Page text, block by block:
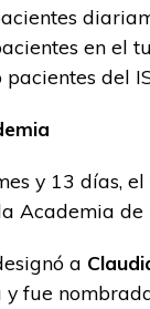
en el
del
y 13 días,
Academia de
a
fue